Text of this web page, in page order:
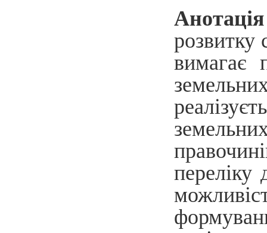
розвитку
вимагає
переліку